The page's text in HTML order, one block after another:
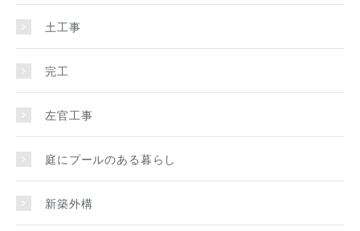
土工事
完工
左官工事
庭にプールのある暮らし
新築外構